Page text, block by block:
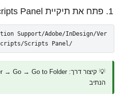
פתח את תיקיית Scripts Panel:
Support/Adobe/InDesign/Ver
Scripts Panel/
הנתיב